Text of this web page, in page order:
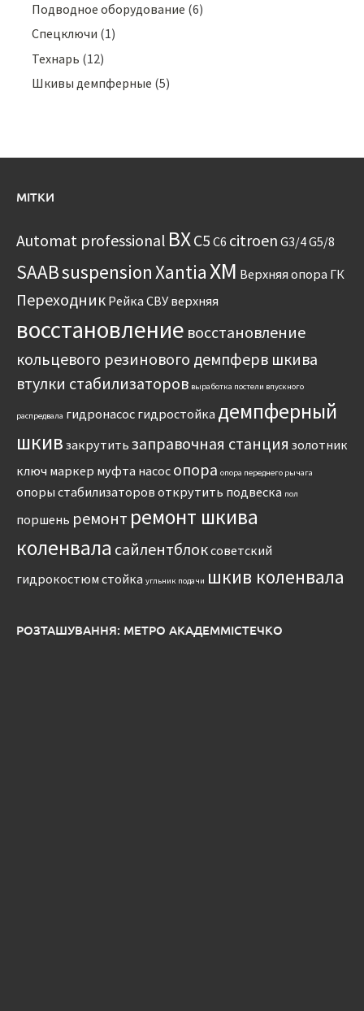
Подводное оборудование (6)
Спецключи (1)
Технарь (12)
Шкивы демпферные (5)
МІТКИ
Automat professional BXC5 C6 citroen G3/4G5/8
SAABsuspensionXantiaXM Верхняя опора ГК
Переходник Рейка СВУ верхняя
восстановление восстановление
кольцевого резинового демпферв шкива
втулки стабилизаторов выработка постели впускного
распредвала гидронасос гидростойка демпферный
шкив закрутить заправочная станция золотник
ключ маркер муфта насос опора опора переднего рычага
опоры стабилизаторов открутить подвеска пол
поршень ремонт ремонт шкива
коленвала сайлентблоксоветский
гидрокостюм стойка угльник подачи шкив коленвала
РОЗТАШУВАННЯ: МЕТРО АКАДЕММІСТЕЧКО